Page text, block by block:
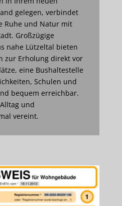
gelegen, verbindet
Ruhe und Natur mit
Großzügige
nahe Lützeltal bieten
zur Erholung direkt vor
eine Bushaltestelle
Schulen und
bequem erreichbar.
und
vereint.